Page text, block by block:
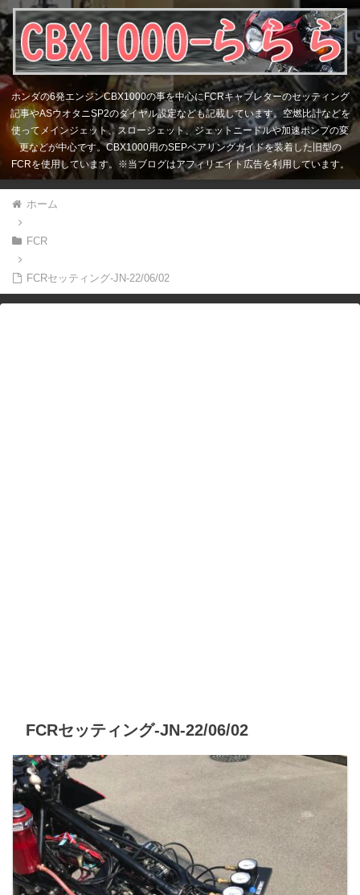
ホンダの6発エンジンCBX1000の事を中心にFCRキャブレターのセッティング
記事やASウオタニSP2のダイヤル設定なども記載しています。空燃比計などを
使ってメインジェット、スロージェット、ジェットニードルや加速ポンプの変
更などが中心です。CBX1000用のSEPベアリングガイドを装着した旧型の
FCRを使用しています。※当ブログはアフィリエイト広告を利用しています。
ホーム
FCR
FCRセッティング-JN-22/06/02
FCRセッティング-JN-22/06/02